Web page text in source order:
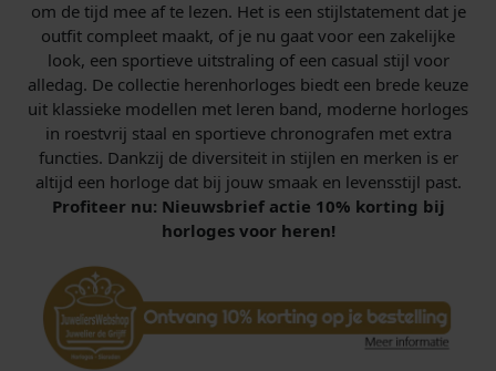
om de tijd mee af te lezen. Het is een stijlstatement dat je
outfit compleet maakt, of je nu gaat voor een zakelijke
look, een sportieve uitstraling of een casual stijl voor
alledag. De collectie herenhorloges biedt een brede keuze
uit klassieke modellen met leren band, moderne horloges
in roestvrij staal en sportieve chronografen met extra
functies. Dankzij de diversiteit in stijlen en merken is er
altijd een horloge dat bij jouw smaak en levensstijl past.
Profiteer nu: Nieuwsbrief actie 10% korting bij
horloges voor heren!